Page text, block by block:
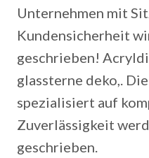
Unternehmen mit
Kundensicherheit
geschrieben!
glassterne deko,.
spezialisiert auf
Zuverlässigkeit
geschrieben.